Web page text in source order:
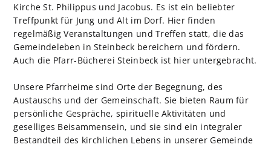
RAT & HILFE
Kirche St. Philippus und Jacobus. Es ist ein beliebter
Treffpunkt für Jung und Alt im Dorf. Hier finden
regelmäßig Veranstaltungen und Treffen statt, die das
Gemeindeleben in Steinbeck bereichern und fördern.
Auch die Pfarr-Bücherei Steinbeck ist hier untergebracht.
Unsere Pfarrheime sind Orte der Begegnung, des
Austauschs und der Gemeinschaft. Sie bieten Raum für
persönliche Gespräche, spirituelle Aktivitäten und
geselliges Beisammensein, und sie sind ein integraler
Bestandteil des kirchlichen Lebens in unserer Gemeinde